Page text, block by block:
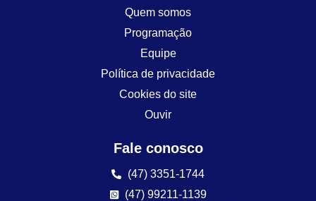
Quem somos
Programação
Equipe
Política de privacidade
Cookies do site
Ouvir
Fale conosco
(47) 3351-1744
(47) 99211-1139